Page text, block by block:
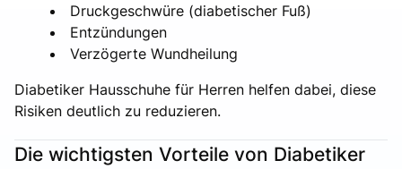
Druckgeschwüre (diabetischer Fuß)
Entzündungen
Verzögerte Wundheilung
Diabetiker Hausschuhe für Herren helfen dabei, diese
Risiken deutlich zu reduzieren.
Die wichtigsten Vorteile von Diabetiker